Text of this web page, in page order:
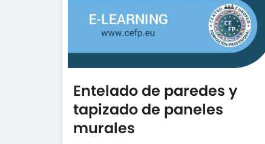
Entelado de paredes y
tapizado de paneles
murales